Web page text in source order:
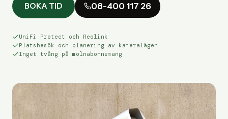
BOKA TID 08-400 117 26
UniFi Protect och Reolink
Platsbesök och planering av kameralägen
Inget tvång på molnabonnemang